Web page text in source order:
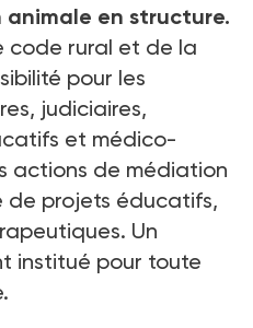
en structure.
code rural et de la
pour les
judiciaires,
et médico-
actions de médiation
de projets éducatifs,
Un
institué pour toute